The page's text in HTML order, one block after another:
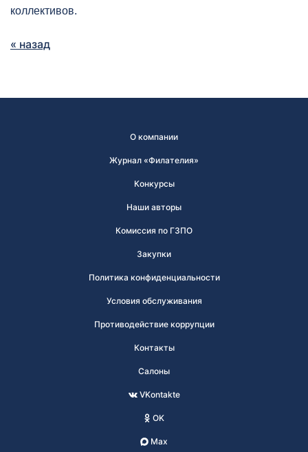
коллективов.
« назад
О компании
Журнал «Филателия»
Конкурсы
Наши авторы
Комиссия по ГЗПО
Закупки
Политика конфиденциальности
Условия обслуживания
Противодействие коррупции
Контакты
Салоны
VKontakte
OK
Max